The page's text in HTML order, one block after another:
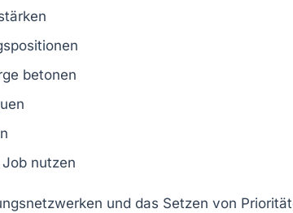
betonen
Job nutzen
und das Setzen von